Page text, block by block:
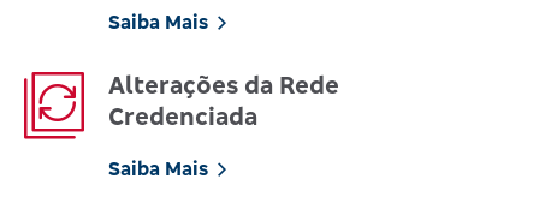
Saiba Mais
Alterações da Rede
Credenciada
Saiba Mais